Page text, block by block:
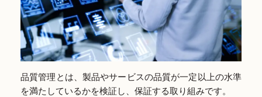
品質管理とは、製品やサービスの品質が一定以上の水準
を満たしているかを検証し、保証する取り組みです。